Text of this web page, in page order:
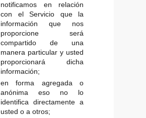
notificamos en relación
con el Servicio que la
información que nos
proporcione será
compartido de una
manera particular y usted
proporcionará dicha
información;
en forma agregada o
anónima eso no lo
identifica directamente a
usted o a otros;